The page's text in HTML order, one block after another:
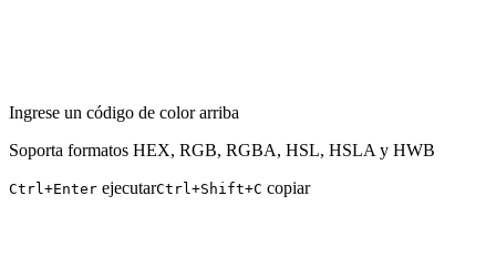
Ingrese un código de color arriba
Soporta formatos HEX, RGB, RGBA, HSL, HSLA y HWB
Ctrl+Enter ejecutarCtrl+Shift+C copiar